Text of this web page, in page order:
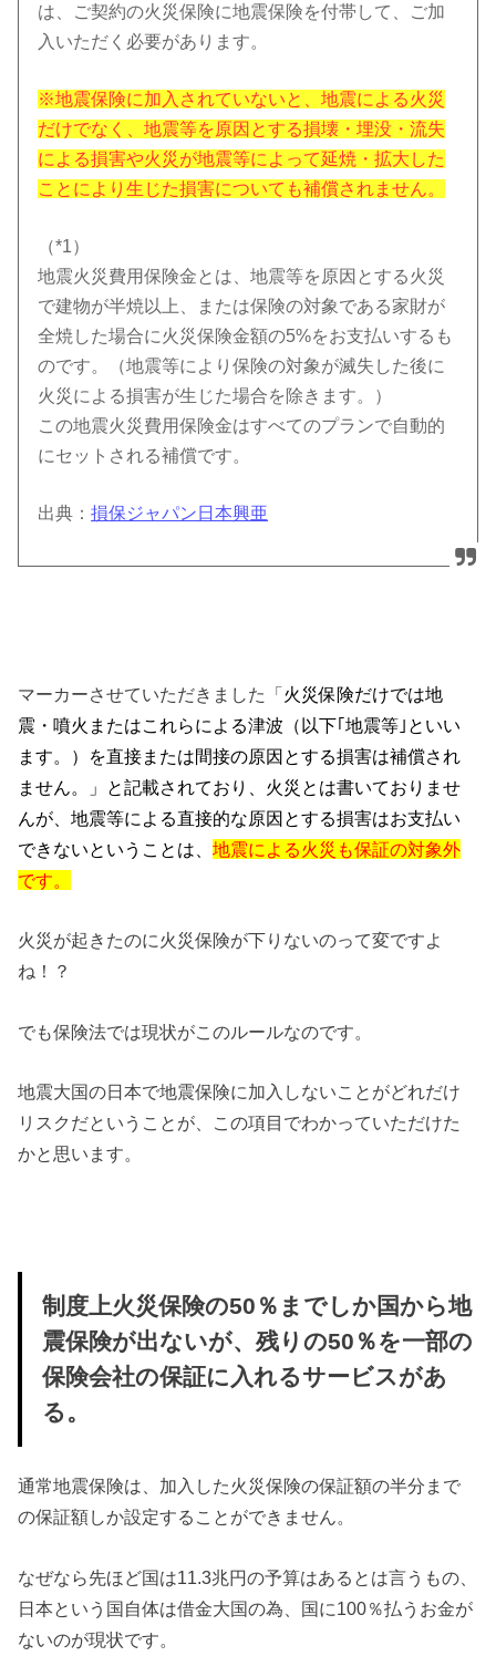
は、ご契約の火災保険に地震保険を付帯して、ご加
入いただく必要があります。
※地震保険に加入されていないと、地震による火災
だけでなく、地震等を原因とする損壊・埋没・流失
による損害や火災が地震等によって延焼・拡大した
ことにより生じた損害についても補償されません。
（*1）
地震火災費用保険金とは、地震等を原因とする火災
で建物が半焼以上、または保険の対象である家財が
全焼した場合に火災保険金額の5%をお支払いするも
のです。（地震等により保険の対象が滅失した後に
火災による損害が生じた場合を除きます。）
この地震火災費用保険金はすべてのプランで自動的
にセットされる補償です。
出典：損保ジャパン日本興亜
マーカーさせていただきました「火災保険だけでは地
震・噴火またはこれらによる津波（以下｢地震等｣といい
ます。）を直接または間接の原因とする損害は補償され
ません。」と記載されており、火災とは書いておりませ
んが、地震等による直接的な原因とする損害はお支払い
できないということは、地震による火災も保証の対象外
です。
火災が起きたのに火災保険が下りないのって変ですよ
ね！？
でも保険法では現状がこのルールなのです。
地震大国の日本で地震保険に加入しないことがどれだけ
リスクだということが、この項目でわかっていただけた
かと思います。
制度上火災保険の50％までしか国から地
震保険が出ないが、残りの50％を一部の
保険会社の保証に入れるサービスがあ
る。
通常地震保険は、加入した火災保険の保証額の半分まで
の保証額しか設定することができません。
なぜなら先ほど国は11.3兆円の予算はあるとは言うもの、
日本という国自体は借金大国の為、国に100％払うお金が
ないのが現状です。